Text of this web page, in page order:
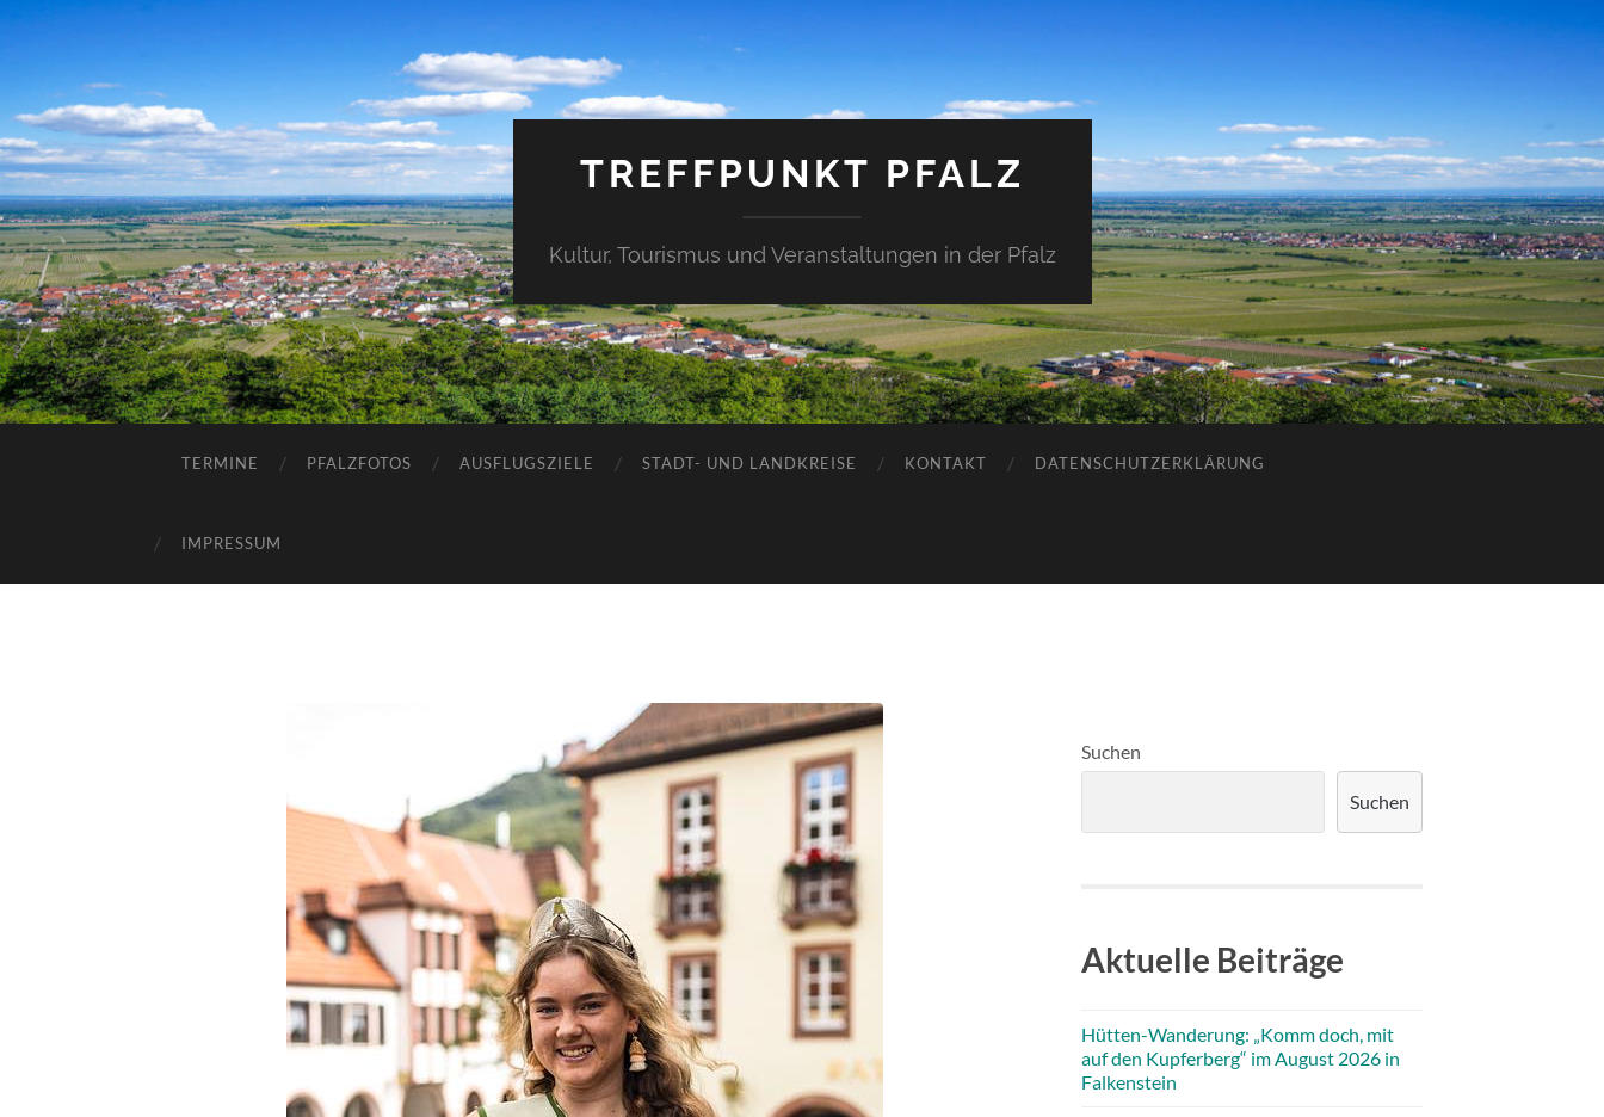
TREFFPUNKT PFALZ
Kultur, Tourismus und Veranstaltungen in der Pfalz
TERMINE PFALZFOTOS AUSFLUGSZIELE STADT- UND LANDKREISE KONTAKT DATENSCHUTZERKLÄRUNG
IMPRESSUM
Suchen
Suchen
Aktuelle Beiträge
Hütten-Wanderung: „Komm doch, mit
auf den Kupferberg“ im August 2026 in
Falkenstein